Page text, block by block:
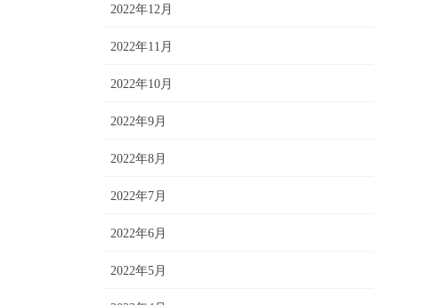
2022年12月
2022年11月
2022年10月
2022年9月
2022年8月
2022年7月
2022年6月
2022年5月